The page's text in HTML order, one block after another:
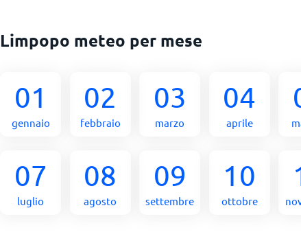
Limpopo meteo per mese
01
gennaio
02
febbraio
03
marzo
04
aprile
07
luglio
08
agosto
09
settembre
10
ottobre